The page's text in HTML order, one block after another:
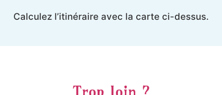
Calculez l’itinéraire avec la carte ci-dessus.